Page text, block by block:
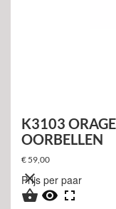
K3103
OORBELLEN
€ 59,00
Prijs per paar
  
